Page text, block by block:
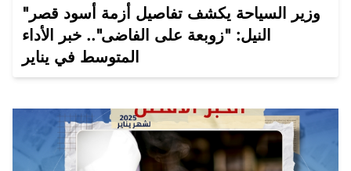
"وزير السياحة يكشف تفاصيل أزمة أسود قصر
النيل: "زوبعة على الفاضى".. خبر الأداء
المتوسط في يناير